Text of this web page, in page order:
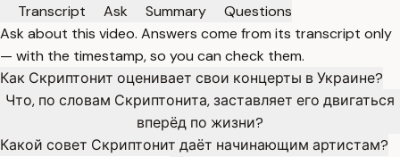
Transcript
Ask Summary
Questions
Ask about this video. Answers come from its transcript only
— with the timestamp, so you can check them.
Как Скриптонит оценивает свои концерты в Украине?
Что, по словам Скриптонита, заставляет его двигаться
вперёд по жизни?
Какой совет Скриптонит даёт начинающим артистам?